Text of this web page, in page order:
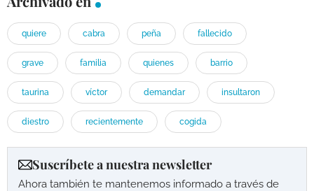
quiere cabra peña fallecido
grave familia quienes barrio
taurina víctor demandar insultaron
diestro recientemente cogida
Suscríbete a nuestra newsletter
Ahora también te mantenemos informado a través de